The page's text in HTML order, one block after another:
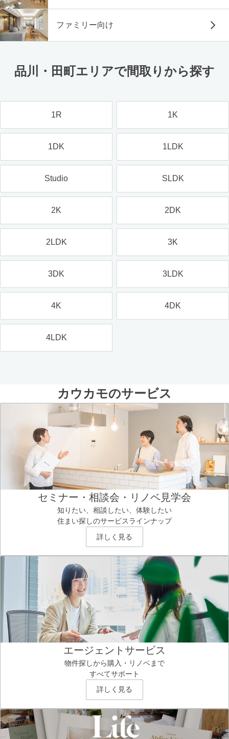
ファミリー向け
品川・田町エリアで間取りから探す
1R 1K
1DK 1LDK
Studio SLDK
2K 2DK
2LDK 3K
3DK 3LDK
4K 4DK
4LDK
カウカモのサービス
セミナー・相談会・リノベ見学会
知りたい、相談したい、体験したい
住まい探しのサービスラインナップ
詳しく見る
エージェントサービス
物件探しから購入・リノベまで
すべてサポート
詳しく見る